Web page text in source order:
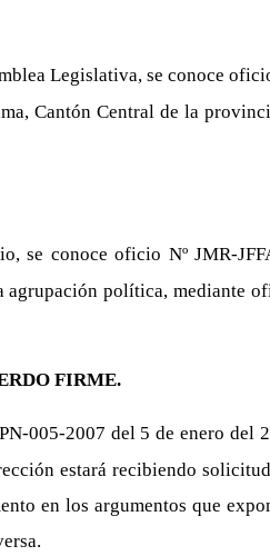
Legislativa, se conoce
Cantón Central de la
se conoce oficio Nº JMR-
agrupación política, mediante
FIRME.
005-2007 del 5 de enero del
estará recibiendo
en los argumentos que